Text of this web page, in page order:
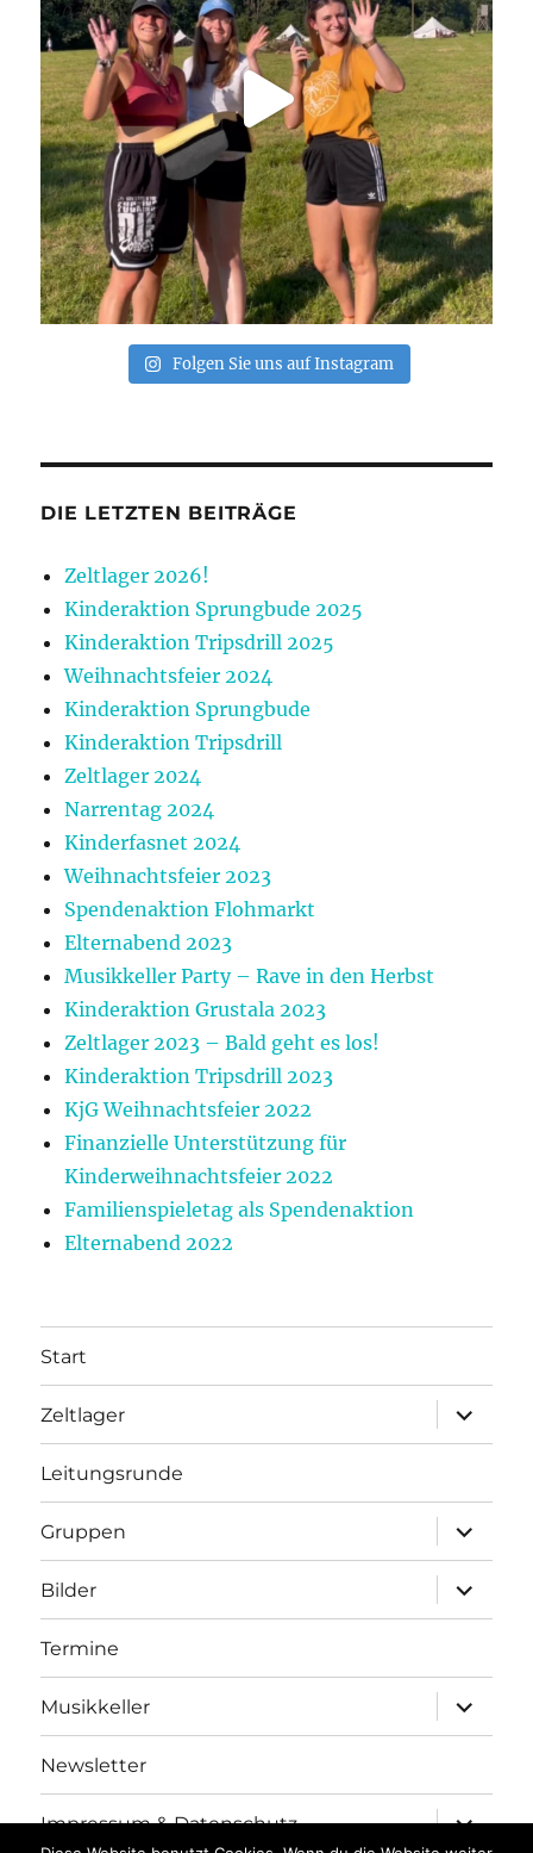
Folgen Sie uns auf Instagram
DIE LETZTEN BEITRÄGE
Zeltlager 2026!
Kinderaktion Sprungbude 2025
Kinderaktion Tripsdrill 2025
Weihnachtsfeier 2024
Kinderaktion Sprungbude
Kinderaktion Tripsdrill
Zeltlager 2024
Narrentag 2024
Kinderfasnet 2024
Weihnachtsfeier 2023
Spendenaktion Flohmarkt
Elternabend 2023
Musikkeller Party – Rave in den Herbst
Kinderaktion Grustala 2023
Zeltlager 2023 – Bald geht es los!
Kinderaktion Tripsdrill 2023
KjG Weihnachtsfeier 2022
Finanzielle Unterstützung für
Kinderweihnachtsfeier 2022
Familienspieletag als Spendenaktion
Elternabend 2022
Start
Zeltlager
anzeigen
Leitungsrunde
Gruppen
anzeigen
Bilder
anzeigen
Termine
Musikkeller
anzeigen
Newsletter
Impressum & Datenschutz